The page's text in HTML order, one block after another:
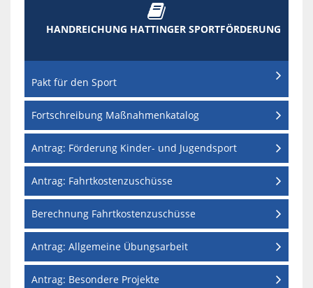

HANDREICHUNG HATTINGER SPORTFÖRDERUNG
Pakt für den Sport
Fortschreibung Maßnahmenkatalog
Antrag: Förderung Kinder- und Jugendsport
Antrag: Fahrtkostenzuschüsse
Berechnung Fahrtkostenzuschüsse
Antrag: Allgemeine Übungsarbeit
Antrag: Besondere Projekte